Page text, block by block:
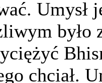
Umysł
było
chciał.